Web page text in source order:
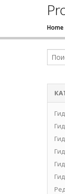
Home